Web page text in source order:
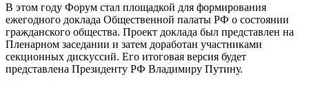
В этом году Форум стал площадкой для формирования
ежегодного доклада Общественной палаты РФ о состоянии
гражданского общества. Проект доклада был представлен на
Пленарном заседании и затем доработан участниками
секционных дискуссий. Его итоговая версия будет
представлена Президенту РФ Владимиру Путину.